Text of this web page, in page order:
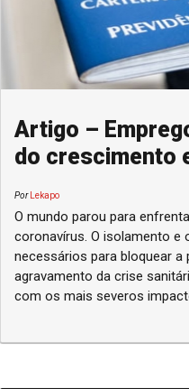
Artigo –
do crescimento
PorLekapo
O mundo parou para
coronavírus. O isolamento e
necessários para bloquear a
agravamento da crise
com os mais severos